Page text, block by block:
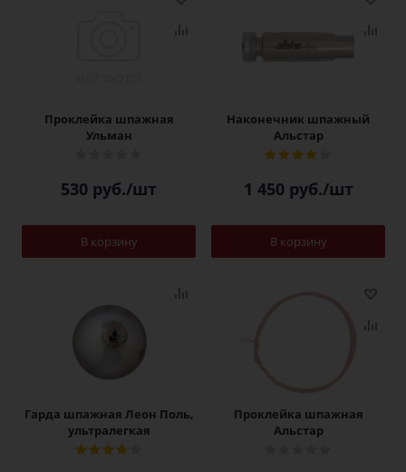
Проклейка шпажная
Ульман
530 руб./шт
В корзину
Наконечник шпажный
Альстар
1 450руб./шт
В корзину
Гарда шпажная Леон Поль,
ультралегкая
Проклейка шпажная
Альстар